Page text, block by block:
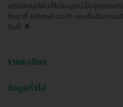
อย่าปล่อยให้ฟันที่ไม่สมบูรณ์เป็นอุปสรรค
กับเราที่ HDmall.co.th และเริ่มต้นการ
วันนี้! 🌟
รายละเอียด
ข้อมูลทั่วไป